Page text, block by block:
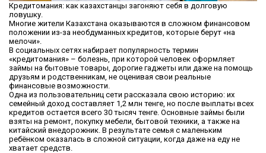
Кредитомания: как казахстанцы загоняют себя в долговую
ловушку.
Многие жители Казахстана оказываются в сложном финансовом
положении из-за необдуманных кредитов, которые берут «на
мелочи».
В социальных сетях набирает популярность термин
«кредитомания» – болезнь, при которой человек оформляет
займы на бытовые товары, дорогие гаджеты или даже на помощь
друзьям и родственникам, не оценивая свои реальные
финансовые возможности.
Одна из пользовательниц сети рассказала свою историю: их
семейный доход составляет 1,2 млн тенге, но после выплаты всех
кредитов остается всего 30 тысяч тенге. Основные займы были
взяты на ремонт, покупку мебели, бытовой техники, а также на
китайский внедорожник. В результате семья с маленьким
ребёнком оказалась в сложной ситуации, когда даже на еду не
хватает средств.